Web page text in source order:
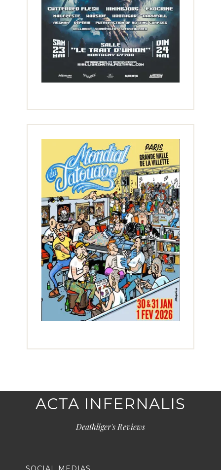
ACTA INFERNALIS
Deathliger's Reviews